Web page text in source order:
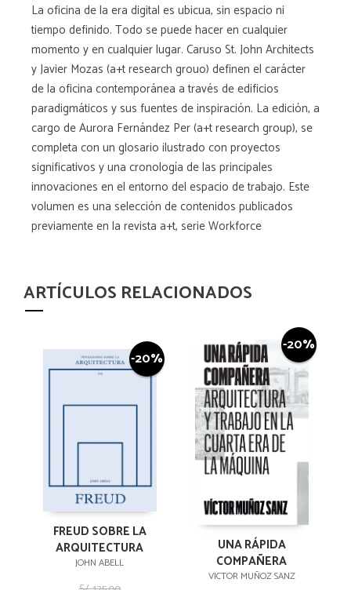
La oficina de la era digital es ubicua, sin espacio ni
tiempo definido. Todo se puede hacer en cualquier
momento y en cualquier lugar. Caruso St. John Architects
y Javier Mozas (a+t research grouo) definen el carácter
de la oficina contemporánea a través de edificios
paradigmáticos y sus fuentes de inspiración. La edición, a
cargo de Aurora Fernández Per (a+t research group), se
completa con un glosario ilustrado con proyectos
significativos y una cronología de las principales
innovaciones en el entorno del espacio de trabajo. Este
volumen es una selección de contenidos publicados
previamente en la revista a+t, serie Workforce
ARTÍCULOS RELACIONADOS
-20%
FREUD SOBRE LA
ARQUITECTURA
JOHN ABELL
-20%
UNA RÁPIDA
COMPAÑERA
VICTOR MUÑOZ SANZ